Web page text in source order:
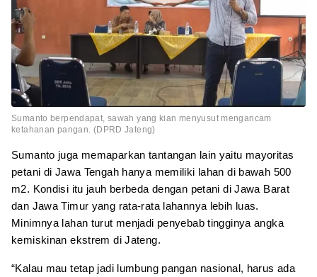
Sumanto berpendapat, sawah yang kian menyusut mengancam
ketahanan pangan. (DPRD Jateng)
Sumanto juga memaparkan tantangan lain yaitu mayoritas
petani di Jawa Tengah hanya memiliki lahan di bawah 500
m2. Kondisi itu jauh berbeda dengan petani di Jawa Barat
dan Jawa Timur yang rata-rata lahannya lebih luas.
Minimnya lahan turut menjadi penyebab tingginya angka
kemiskinan ekstrem di Jateng.
“Kalau mau tetap jadi lumbung pangan nasional, harus ada